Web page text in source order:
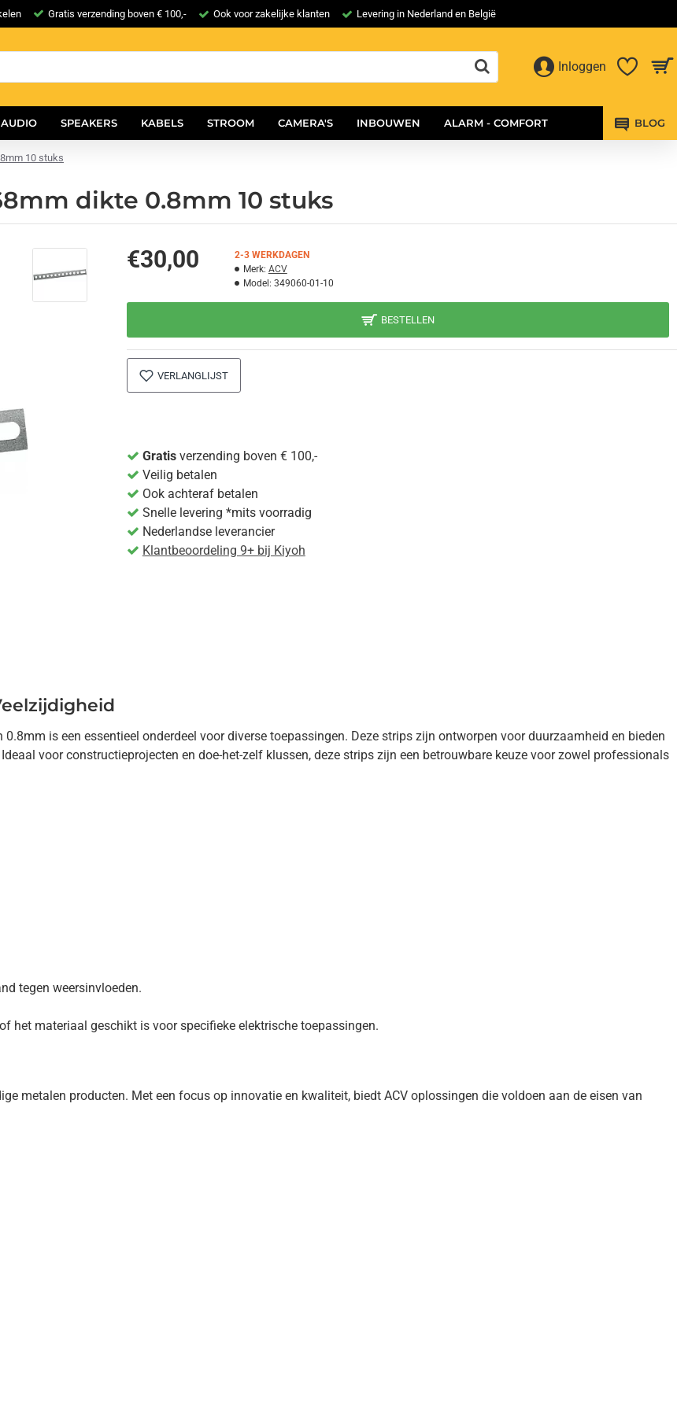
Gratis verzending boven € 100,- Ook voor zakelijke klanten Levering in Nederland en België
Inloggen
AUDIO SPEAKERS KABELS STROOM CAMERA'S INBOUWEN ALARM - COMFORT BLOG
10 stuks
dikte 0.8mm 10 stuks
€30,00
2-3 WERKDAGEN
Merk: ACV
Model: 349060-01-10
BESTELLEN
VERLANGLIJST
Gratisverzending boven € 100,-
Veilig betalen
Ook achteraf betalen
Snelle levering *mits voorradig
Nederlandse leverancier
Klantbeoordeling 9+ bij Kiyoh
is een essentieel onderdeel voor diverse toepassingen. Deze strips zijn ontworpen voor duurzaamheid en bieden
voor constructieprojecten en doe-het-zelf klussen, deze strips zijn een betrouwbare keuze voor zowel professionals
tegen weersinvloeden.
het materiaal geschikt is voor specifieke elektrische toepassingen.
metalen producten. Met een focus op innovatie en kwaliteit, biedt ACV oplossingen die voldoen aan de eisen van